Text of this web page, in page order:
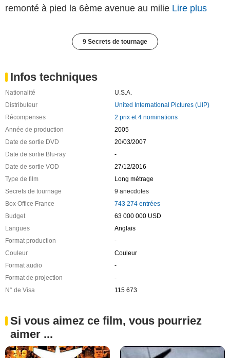
remonté à pied la 6ème avenue au milie Lire plus
9 Secrets de tournage
Infos techniques
Nationalité
U.S.A.
Distributeur
United International Pictures (UIP)
Récompenses
2 prix et 4 nominations
Année de production
2005
Date de sortie DVD
20/03/2007
Date de sortie Blu-ray
-
Date de sortie VOD
27/12/2016
Type de film
Long métrage
Secrets de tournage
9 anecdotes
Box Office France
743 274 entrées
Budget
63 000 000 USD
Langues
Anglais
Format production
-
Couleur
Couleur
Format audio
-
Format de projection
-
N° de Visa
115 673
Si vous aimez ce film, vous pourriez
aimer ...